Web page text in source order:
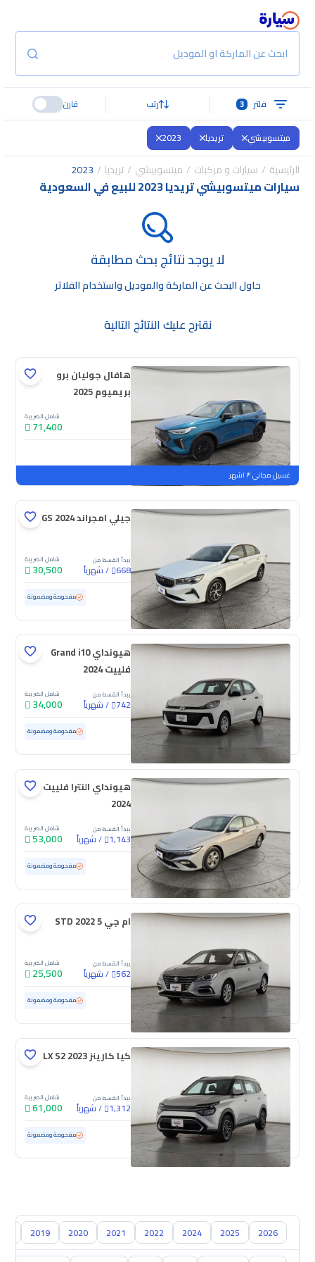
ابحث عن الماركة او الموديل
فلتر 3 رتب قارن
ميتسوبيشي تريديا 2023
الرئيسية سيارات و مركبات ميتسوبيشي تريديا 2023
سيارات ميتسوبيشي تريديا 2023 للبيع في السعودية
لا يوجد نتائج بحث مطابقة
حاول البحث عن الماركة والموديل واستخدام الفلاتر
نقترح عليك النتائج التالية
هافال جوليان برو
بريميوم 2025
شامل الضريبة
71,400
جديدة
ملوحة
غسيل مجاني ٣ اشهر
جيلي امجراند GS 2024
يبدأ القسط من
668
/شهرياً
شامل الضريبة
30,500
مستعملة 105,004 كم مفحوصة ومضمونة
هيونداي Grand i10
فلييت 2024
يبدأ القسط من
742
/شهرياً
شامل الضريبة
34,000
مستعملة 81,682 كم مفحوصة ومضمونة
هيونداي النترا فلييت
2024
يبدأ القسط من
1,143
/شهرياً
شامل الضريبة
53,000
مستعملة 103,358 كم مفحوصة ومضمونة
ام جي 5 STD 2022
يبدأ القسط من
562
/شهرياً
شامل الضريبة
25,500
مستعملة 65,094 كم مفحوصة ومضمونة
كيا كارينز LX S2 2023
يبدأ القسط من
1,312
/شهرياً
شامل الضريبة
61,000
مستعملة 128,009 كم مفحوصة ومضمونة
2026
2025
2024
2022
2021
2020
2019